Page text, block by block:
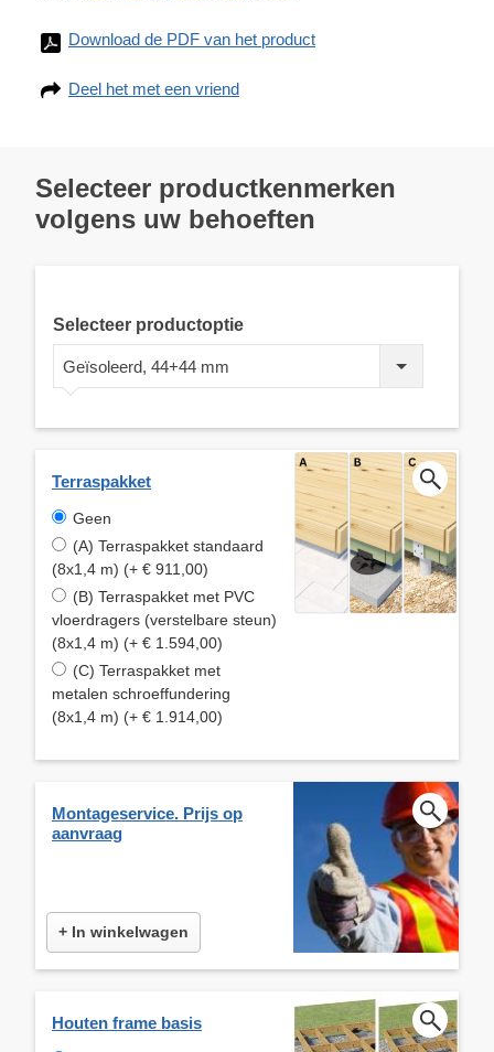
Download de PDF van het product
Deel het met een vriend
Selecteer productkenmerken
volgens uw behoeften
Selecteer productoptie
Geïsoleerd, 44+44 mm
Terraspakket
Geen
(A) Terraspakket standaard
(8x1,4 m) (+ € 911,00)
(B) Terraspakket met PVC
vloerdragers (verstelbare steun)
(8x1,4 m) (+ € 1.594,00)
(C) Terraspakket met
metalen schroeffundering
(8x1,4 m) (+ € 1.914,00)
Montageservice. Prijs op
aanvraag
+ In winkelwagen
Houten frame basis